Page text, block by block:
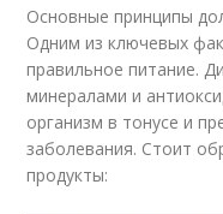
Основные принципы
Одним из ключевых
правильное питание.
минералами и
организм в тонусе и
заболевания. Стоит
продукты: